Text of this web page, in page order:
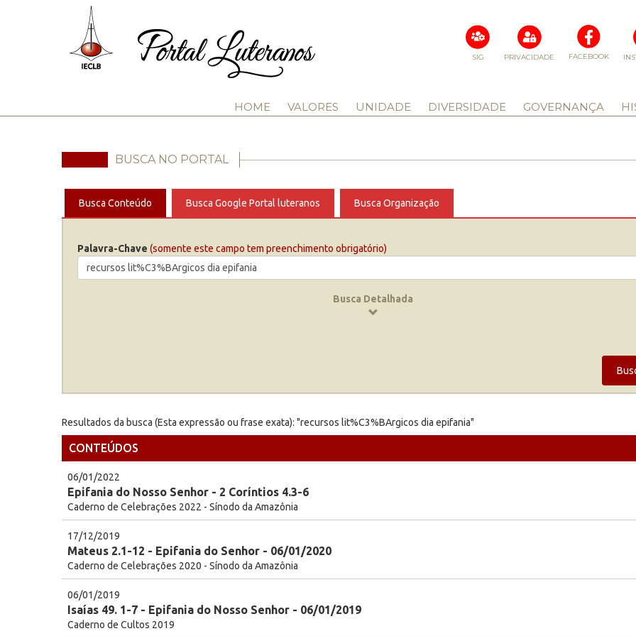
FACEBOOK
PRIVACIDADE
SIG
HOME VALORES UNIDADE DIVERSIDADE GOVERNANÇA
BUSCA NO PORTAL
Busca Conteúdo Busca Google Portal luteranos Busca Organização
Palavra-Chave (somente este campo tem preenchimento obrigatório)
Busca Detalhada
Resultados da busca (Esta expressão ou frase exata): "recursos lit%C3%BArgicos dia epifania"
CONTEÚDOS
06/01/2022
Epifania do Nosso Senhor - 2 Coríntios 4.3-6
Caderno de Celebrações 2022 - Sínodo da Amazônia
17/12/2019
Mateus 2.1-12 - Epifania do Senhor - 06/01/2020
Caderno de Celebrações 2020 - Sínodo da Amazônia
06/01/2019
Isaías 49. 1-7 - Epifania do Nosso Senhor - 06/01/2019
Caderno de Cultos 2019